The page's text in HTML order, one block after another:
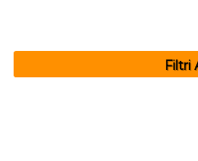
Filtri